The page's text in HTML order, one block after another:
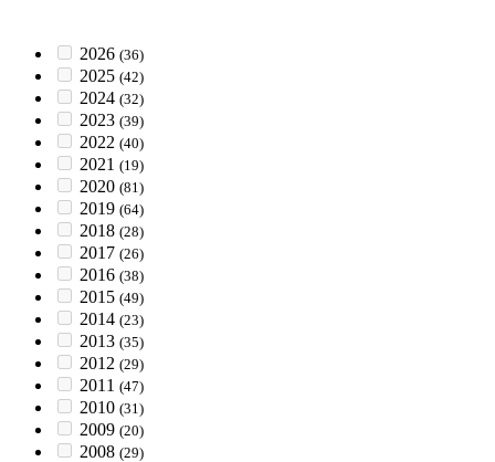
2026 (36)
2025 (42)
2024 (32)
2023 (39)
2022 (40)
2021 (19)
2020 (81)
2019 (64)
2018 (28)
2017 (26)
2016 (38)
2015 (49)
2014 (23)
2013 (35)
2012 (29)
2011 (47)
2010 (31)
2009 (20)
2008 (29)